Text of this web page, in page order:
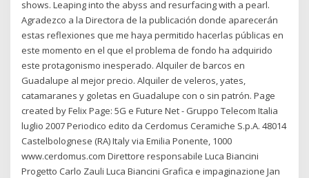
shows. Leaping into the abyss and resurfacing with a pearl.
Agradezco a la Directora de la publicación donde aparecerán
estas reflexiones que me haya permitido hacerlas públicas en
este momento en el que el problema de fondo ha adquirido
este protagonismo inesperado. Alquiler de barcos en
Guadalupe al mejor precio. Alquiler de veleros, yates,
catamaranes y goletas en Guadalupe con o sin patrón. Page
created by Felix Page: 5G e Future Net - Gruppo Telecom Italia
luglio 2007 Periodico edito da Cerdomus Ceramiche S.p.A. 48014
Castelbolognese (RA) Italy via Emilia Ponente, 1000
www.cerdomus.com Direttore responsabile Luca Biancini
Progetto Carlo Zauli Luca Biancini Grafica e impaginazione Jan